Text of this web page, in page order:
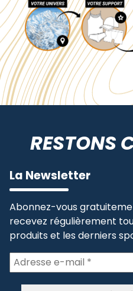
RESTONS
La Newsletter
Abonnez-vous
recevez régulièrement
produits et les derniers